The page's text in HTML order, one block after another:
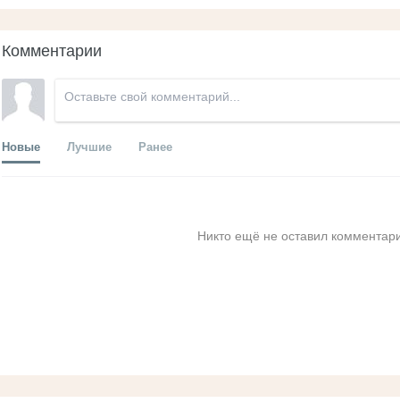
Комментарии
Новые Лучшие Ранее
Никто ещё не оставил